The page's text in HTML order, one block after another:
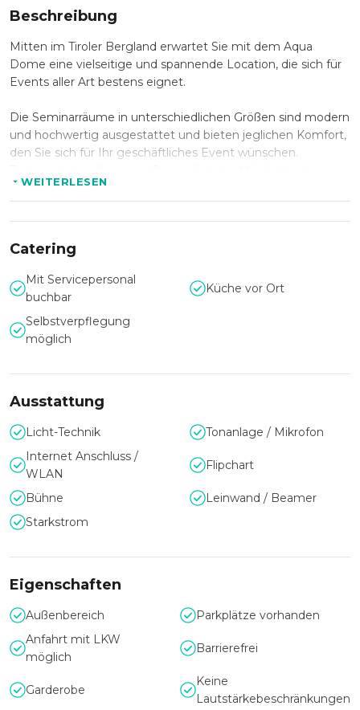
Beschreibung
Mitten im Tiroler Bergland erwartet Sie mit dem Aqua
Dome eine vielseitige und spannende Location, die sich für
Events aller Art bestens eignet.
Die Seminarräume in unterschiedlichen Größen sind modern
und hochwertig ausgestattet und bieten jeglichen Komfort,
den Sie sich für Ihr geschäftliches Event wünschen.
private Anlässe zu feiern zur Verfügung.
Die 200 geräumigen Zimmer und Suiten, sowie der
Thermen- und Wellnessbereich laden zum Entspannen vor
und nach Ihrem Event ein.
WEITERLESEN
Catering
Mit Servicepersonal
buchbar
Küche vor Ort
Selbstverpflegung
möglich
Ausstattung
Licht-Technik
Tonanlage / Mikrofon
Internet Anschluss /
WLAN
Flipchart
Bühne
Leinwand / Beamer
Starkstrom
Eigenschaften
Außenbereich
Parkplätze vorhanden
Anfahrt mit LKW
möglich
Barrierefrei
Garderobe
Keine
Lautstärkebeschränkungen